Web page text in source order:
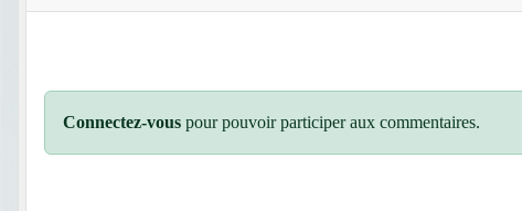
Connectez-vous pour pouvoir participer aux commentaires.